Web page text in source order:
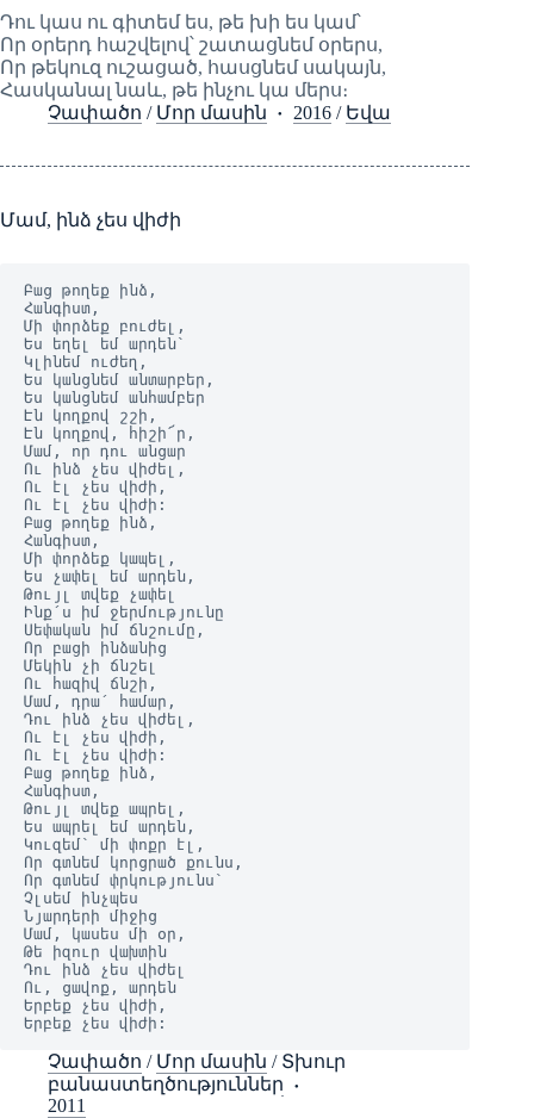
Դու կաս ու գիտեմ ես, թե խի ես կամ՝
Որ օրերդ հաշվելով՝ շատացնեմ օրերս,
Որ թեկուզ ուշացած, հասցնեմ սակայն,
Հասկանալ նաև, թե ինչու կա մերս։
Չափածո / Մոր մասին 2016 / Եվա
Մամ, ինձ չես վիժի
Բաց թողեք ինձ,
Հանգիստ,
Մի փորձեք բուժել,
Ես եղել եմ արդեն`
Կլինեմ ուժեղ,
Ես կանցնեմ անտարբեր,
Ես կանցնեմ անհամբեր
Էն կողքով շշի,
Էն կողքով, հիշի՜ր,
Մամ, որ դու անցար
Ու ինձ չես վիժել,
Ու էլ չես վիժի,
Ու էլ չես վիժի:
Բաց թողեք ինձ,
Հանգիստ,
Մի փորձեք կապել,
Ես չափել եմ արդեն,
Թույլ տվեք չափել
Ինք՛ս իմ ջերմությունը
Սեփական իմ ճնշումը,
Որ բացի ինձանից
Մեկին չի ճնշել
Ու հազիվ ճնշի,
Մամ, դրա՛ համար,
Դու ինձ չես վիժել,
Ու էլ չես վիժի,
Ու էլ չես վիժի:
Բաց թողեք ինձ,
Հանգիստ,
Թույլ տվեք ապրել,
Ես ապրել եմ արդեն,
Կուզեմ` մի փոքր էլ,
Որ գտնեմ կորցրած քունս,
Որ գտնեմ փրկությունս`
Չլսեմ ինչպես
Նյարդերի միջից
Մամ, կասես մի օր,
Թե իզուր վախտին
Դու ինձ չես վիժել
Ու, ցավոք, արդեն
Երբեք չես վիժի,
Երբեք չես վիժի:
Չափածո / Մոր մասին / Տխուր
բանաստեղծություններ
2011